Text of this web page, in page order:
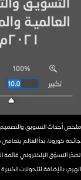
جائحة كورونا، بدأ العالم
تصدّر التسوّق الإلكتروني قائمة
الهرم، بالإضافة للتحولات